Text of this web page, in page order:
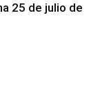
25 de julio de